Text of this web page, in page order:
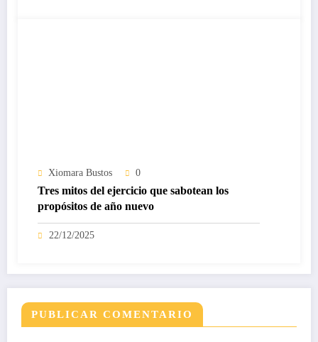
Xiomara Bustos 0
Tres mitos del ejercicio que sabotean los
propósitos de año nuevo
22/12/2025
PUBLICAR COMENTARIO